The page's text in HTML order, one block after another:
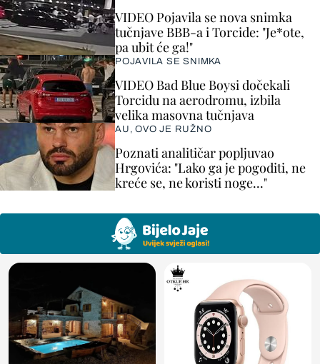
VIDEO Pojavila se nova snimka
tučnjave BBB-a i Torcide: "Je*ote,
pa ubit će ga!"
POJAVILA SE SNIMKA
VIDEO Bad Blue Boysi dočekali
Torcidu na aerodromu, izbila
velika masovna tučnjava
AU, OVO JE RUŽNO
Poznati analitičar popljuvao
Hrgovića: "Lako ga je pogoditi, ne
kreće se, ne koristi noge..."